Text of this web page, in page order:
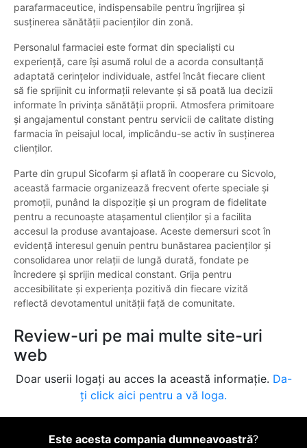
parafarmaceutice, indispensabile pentru îngrijirea și
susținerea sănătății pacienților din zonă.
Personalul farmaciei este format din specialiști cu
experiență, care își asumă rolul de a acorda consultanță
adaptată cerințelor individuale, astfel încât fiecare client
să fie sprijinit cu informații relevante și să poată lua decizii
informate în privința sănătății proprii. Atmosfera primitoare
și angajamentul constant pentru servicii de calitate disting
farmacia în peisajul local, implicându-se activ în susținerea
clienților.
Parte din grupul Sicofarm și aflată în cooperare cu Sicvolo,
această farmacie organizează frecvent oferte speciale și
promoții, punând la dispoziție și un program de fidelitate
pentru a recunoaște atașamentul clienților și a facilita
accesul la produse avantajoase. Aceste demersuri scot în
evidență interesul genuin pentru bunăstarea pacienților și
consolidarea unor relații de lungă durată, fondate pe
încredere și sprijin medical constant. Grija pentru
accesibilitate și experiența pozitivă din fiecare vizită
reflectă devotamentul unității față de comunitate.
Review-uri pe mai multe site-uri
web
Doar userii logați au acces la această informație. Da-
ți click aici pentru a vă loga.
Este acesta compania dumneavoastră?